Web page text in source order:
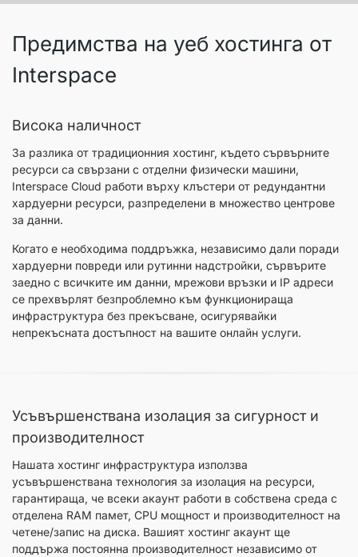
Предимства на уеб хостинга от
Interspace
Висока наличност
За разлика от традиционния хостинг, където сървърните
ресурси са свързани с отделни физически машини,
Interspace Cloud работи върху клъстери от редундантни
хардуерни ресурси, разпределени в множество центрове
за данни.
Когато е необходима поддръжка, независимо дали поради
хардуерни повреди или рутинни надстройки, сървърите
заедно с всичките им данни, мрежови връзки и IP адреси
се прехвърлят безпроблемно към функционираща
инфраструктура без прекъсване, осигурявайки
непрекъсната достъпност на вашите онлайн услуги.
Усъвършенствана изолация за сигурност и
производителност
Нашата хостинг инфраструктура използва
усъвършенствана технология за изолация на ресурси,
гарантираща, че всеки акаунт работи в собствена среда с
отделена RAM памет, CPU мощност и производителност на
четене/запис на диска. Вашият хостинг акаунт ще
поддържа постоянна производителност независимо от